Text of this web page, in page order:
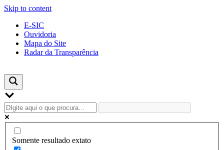
Skip to content
E-SIC
Ouvidoria
Mapa do Site
Radar da Transparência
Somente resultado extato